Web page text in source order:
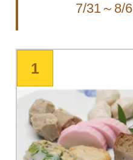
7/31～8/6
1